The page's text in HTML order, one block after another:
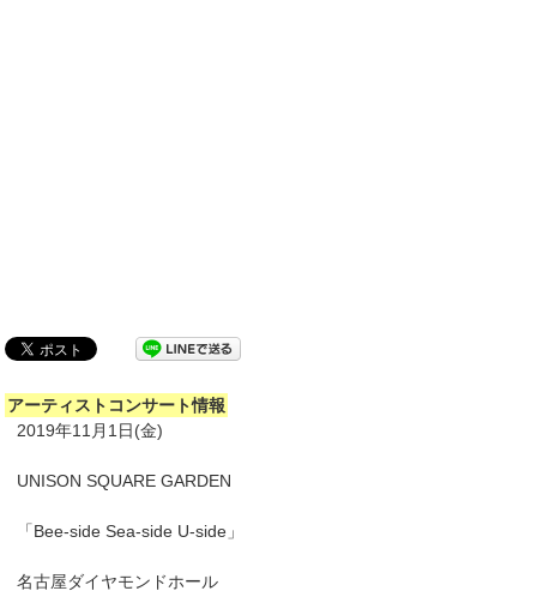
アーティストコンサート情報
2019年11月1日(金)
UNISON SQUARE GARDEN
「Bee-side Sea-side U-side」
名古屋ダイヤモンドホール